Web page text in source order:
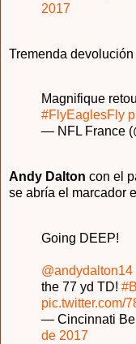
2017
Tremenda devolución
Magnifique
#FlyEaglesFly
— NFL France
Andy Dalton con el
se abría el marcador
Going DEEP!
@andydalton14
the 77 yd TD!
pic.twitter.com/
— Cincinnati
de 2017